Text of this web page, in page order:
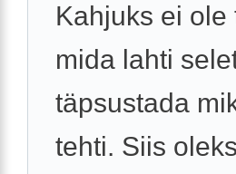
Kahjuks ei
mida lahti
täpsustada
tehti. Siis